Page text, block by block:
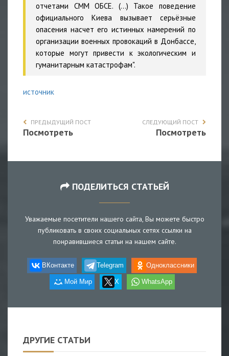
отчетами СММ ОБСЕ. (...) Такое поведение
официального Киева вызывает серьёзные
опасения насчет его истинных намерений по
организации военных провокаций в Донбассе,
которые могут привести к экологическим и
гуманитарным катастрофам".
источник
ПРЕДЫДУЩИЙ ПОСТ
Посмотреть
СЛЕДУЮЩИЙ ПОСТ
Посмотреть
ПОДЕЛИТЬСЯ СТАТЬЕЙ
Уважаемые посетители нашего сайта, Вы можете быстро
публиковать в своих социальных сетях ссылки на
понравившиеся статьи на нашем сайте.
ВКонтакте Telegram Одноклассники
Мой Мир X WhatsApp
ДРУГИЕ СТАТЬИ